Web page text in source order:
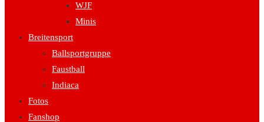
WJF
Minis
Breitensport
Ballsportgruppe
Faustball
Indiaca
Fotos
Fanshop